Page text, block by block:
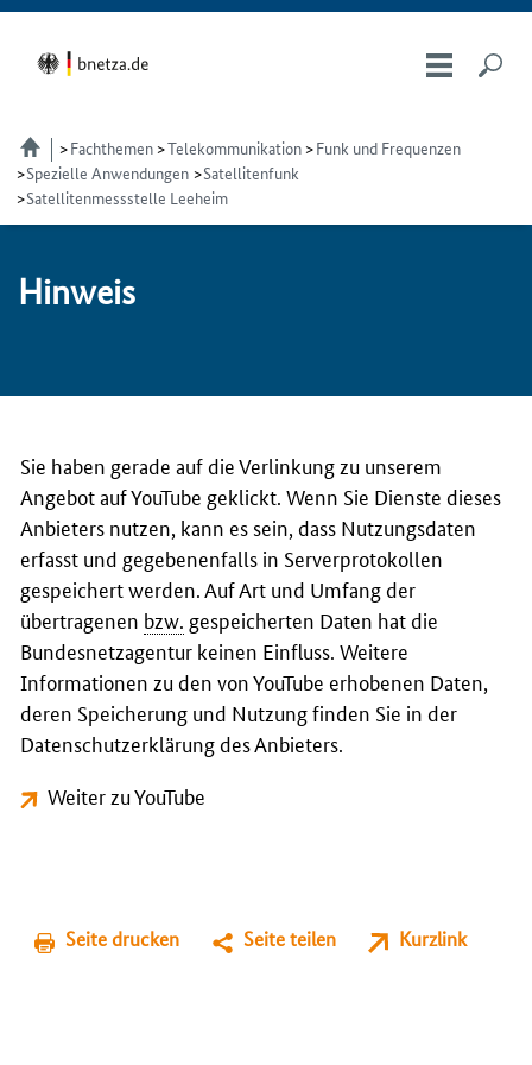
Fachthemen Telekom­munikation
Funk und Frequenzen
Spezielle Anwendungen
Satellitenfunk
Satellitenmessstelle Leeheim
Hin­weis
Sie haben gerade auf die Verlinkung zu unserem
Angebot auf YouTube geklickt. Wenn Sie Dienste dieses
Anbieters nutzen, kann es sein, dass Nutzungsdaten
erfasst und gegebenenfalls in Serverprotokollen
gespeichert werden. Auf Art und Umfang der
übertragenen bzw. gespeicherten Daten hat die
Bundesnetzagentur keinen Einfluss. Weitere
Informationen zu den von YouTube erhobenen Daten,
deren Speicherung und Nutzung finden Sie in der
Datenschutzerklärung des Anbieters.
Weiter zu YouTube
Seite drucken Seite teilen Kurzlink